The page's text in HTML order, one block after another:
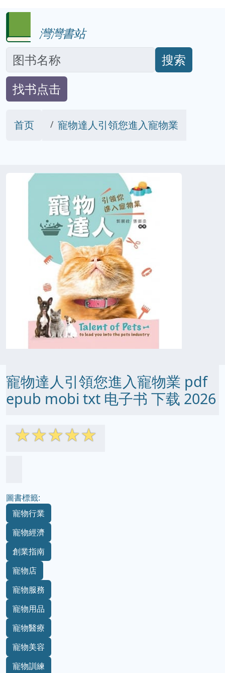
灣灣書站
搜索
找书点击
首页 寵物達人引領您進入寵物業
寵物達人引領您進入寵物業 pdf
epub mobi txt 电子书 下载 2026
☆☆☆☆☆
圖書標籤:
寵物行業
寵物經濟
創業指南
寵物店
寵物服務
寵物用品
寵物醫療
寵物美容
寵物訓練